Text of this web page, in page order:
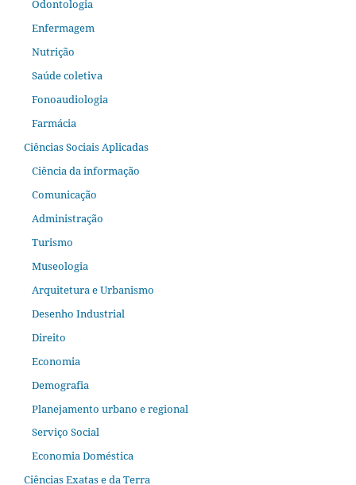
Odontologia
Enfermagem
Nutrição
Saúde coletiva
Fonoaudiologia
Farmácia
Ciências Sociais Aplicadas
Ciência da informação
Comunicação
Administração
Turismo
Museologia
Arquitetura e Urbanismo
Desenho Industrial
Direito
Economia
Demografia
Planejamento urbano e regional
Serviço Social
Economia Doméstica
Ciências Exatas e da Terra